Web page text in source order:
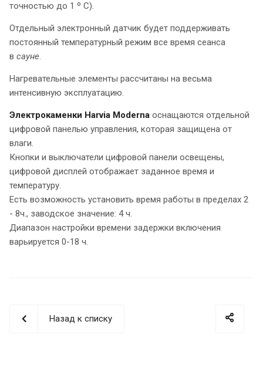
точностью до 1 º C).
Отдельный электронный датчик будет поддерживать
постоянный температурный режим все время сеанса
в сауне.
Нагревательные элементы рассчитаны на весьма
интенсивную эксплуатацию.
Электрокаменки Harvia Moderna оснащаются отдельной
цифровой панелью управления, которая защищена от
влаги.
Кнопки и выключатели цифровой панели освещены,
цифровой дисплей отображает заданное время и
температуру.
Есть возможность установить время работы в пределах 2
- 8ч., заводское значение: 4 ч.
Диапазон настройки времени задержки включения
варьируется 0-18 ч.
Назад к списку